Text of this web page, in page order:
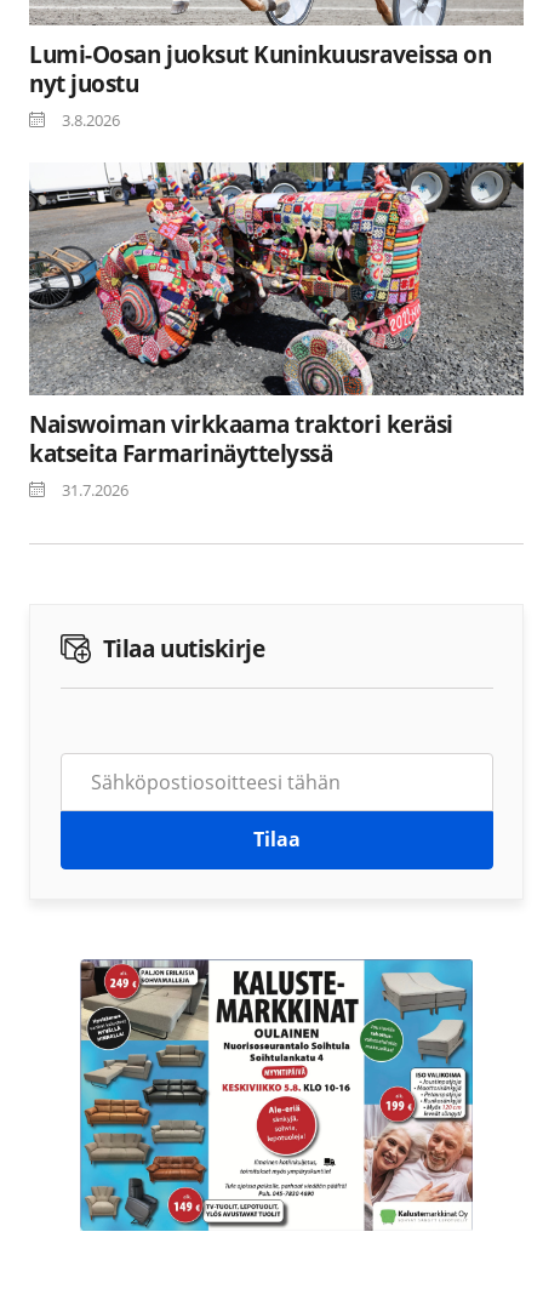
Lumi-Oosan juoksut Kuninkuusraveissa on
nyt juostu
3.8.2026
Naiswoiman virkkaama traktori keräsi
katseita Farmarinäyttelyssä
31.7.2026
Tilaa uutiskirje
Tilaa